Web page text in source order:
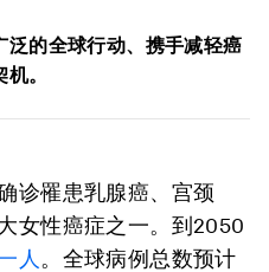
泛的全球行动、携手减轻癌
。
诊罹患乳腺癌、宫颈
女性癌症之一。到2050
人 。全球病例总数预计